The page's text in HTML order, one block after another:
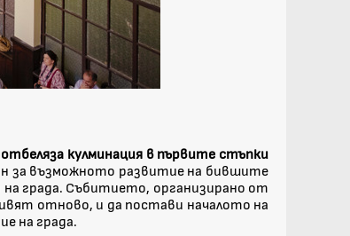
кулминация в първите стъпки
за възможното развитие на бившите
града. Събитието, организирано от
отново, и да постави началото на
на града.